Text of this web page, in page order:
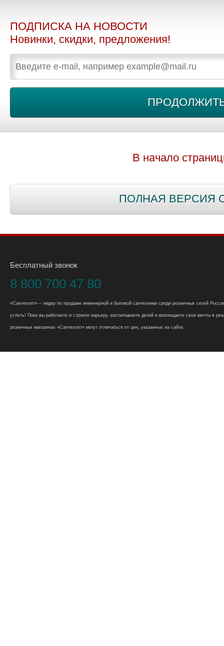
ПОДПИСКА НА НОВОСТИ
Новинки, скидки, предложения!
В начало
ПОЛНАЯ ВЕРСИЯ
Бесплатный звонок
8 800 700 47 80
«Сантехопт» – лидер по продаже инженерной и бытовой сантехники среди розничных сетей
успеть! Пока вы работаете и строите карьеру, воспитываете детей и воплощаете свои мечты в
розничных магазинах «Сантехопт» могут отличаться от цен, указанных на сайте.